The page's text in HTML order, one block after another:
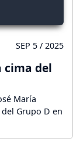
SEP 5 / 2025
cima del
María
Grupo D en